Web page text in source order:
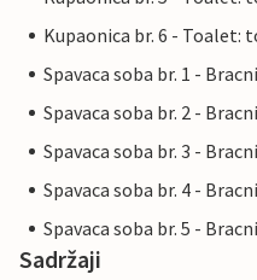
Kupaonica br. 6 - Toalet:
Spavaca soba br. 1 -
Spavaca soba br. 2 -
Spavaca soba br. 3 -
Spavaca soba br. 4 -
Spavaca soba br. 5 -
Sadržaji